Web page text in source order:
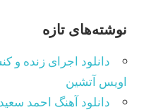
نوشته‌های تازه
دانلود اجرای زنده و
اویس آتشین
دانلود آهنگ احمد